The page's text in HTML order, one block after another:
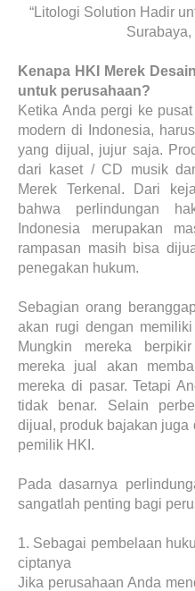
“Litologi Solution Hadir
Surabaya,
Kenapa HKI Merek
untuk perusahaan?
Ketika Anda pergi ke
modern di Indonesia,
yang dijual, jujur saja.
dari kaset / CD musik
Merek Terkenal. Dari
bahwa perlindungan
Indonesia merupakan
rampasan masih bisa
penegakan hukum.
Sebagian orang
akan rugi dengan
Mungkin mereka
mereka jual akan
mereka di pasar. Tetapi
tidak benar. Selain
dijual, produk bajakan juga
pemilik HKI.
Pada dasarnya
sangatlah penting bagi
1. Sebagai pembelaan
ciptanya
Jika perusahaan Anda